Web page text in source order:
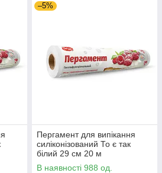
–5%
Пергамент для випікання
силіконізований То є так
білий 29 см 20 м
В наявності 988 од.